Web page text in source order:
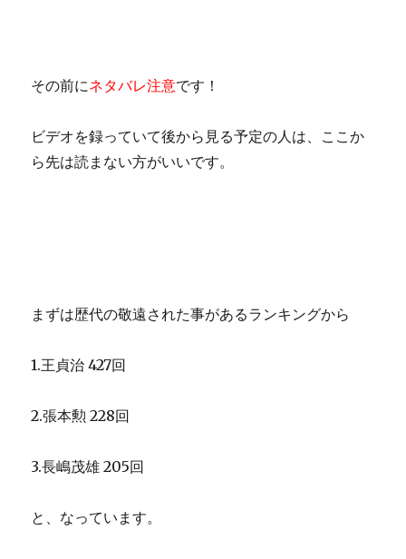
その前にネタバレ注意です！
ビデオを録っていて後から見る予定の人は、ここか
ら先は読まない方がいいです。
まずは歴代の敬遠された事があるランキングから
1.王貞治 427回
2.張本勲 228回
3.長嶋茂雄 205回
と、なっています。